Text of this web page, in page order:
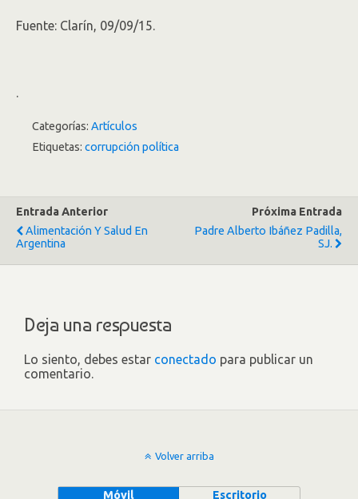
Fuente: Clarín, 09/09/15.
.
Categorías: Artículos
Etiquetas: corrupción política
Entrada Anterior
Alimentación Y Salud En
Argentina
Próxima Entrada
Padre Alberto Ibáñez Padilla,
SJ.
Deja una respuesta
Lo siento, debes estar conectado para publicar un
comentario.
Volver arriba
Móvil Escritorio